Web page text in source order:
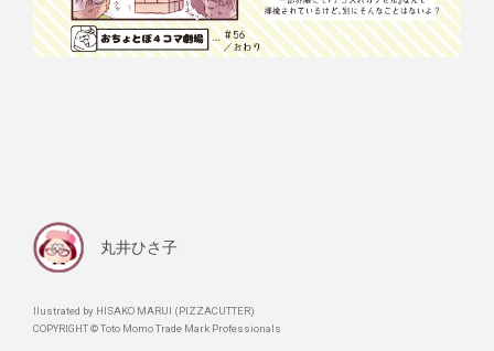
丸井ひさ子
llustrated by HISAKO MARUI (PIZZACUTTER)
COPYRIGHT © Toto Momo Trade Mark Professionals